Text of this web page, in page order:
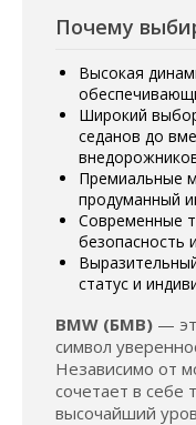
Почему
Высокая
Широкий
седанов до
Премиальные
продуманный
Современные
безопасность
статус и
BMW (БМВ) —
символ
Независимо от
сочетает в себе
высочайший